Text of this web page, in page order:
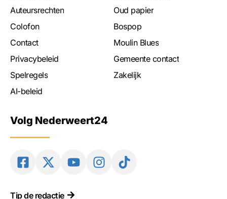
Auteursrechten
Colofon
Contact
Privacybeleid
Spelregels
AI-beleid
Oud papier
Bospop
Moulin Blues
Gemeente contact
Zakelijk
Volg Nederweert24
Tip de redactie